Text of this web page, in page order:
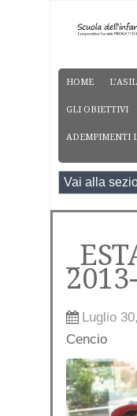
HOME
GLI OBIETTIVI
ADEMPIMENTI
Luglio
Cencio